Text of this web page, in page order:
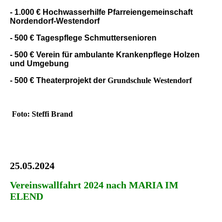
- 1.000 € Hochwasserhilfe Pfarreiengemeinschaft
Nordendorf-Westendorf
- 500 € Tagespflege Schmuttersenioren
- 500 € Verein für ambulante Krankenpflege Holzen
und Umgebung
- 500 € Theaterprojekt der Grundschule Westendorf
Foto: Steffi Brand
25.05.2024
Vereinswallfahrt 2024 nach MARIA IM
ELEND